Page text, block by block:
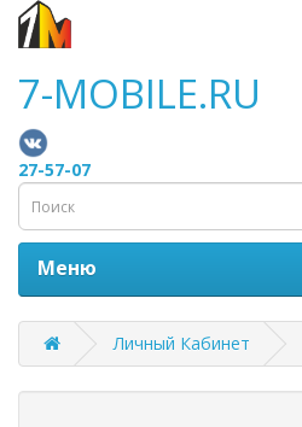
7-MOBILE.RU
27-57-07
Меню
Личный Кабинет